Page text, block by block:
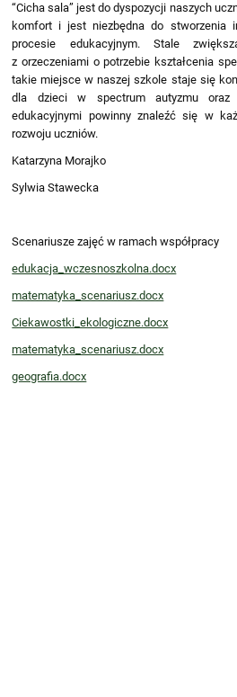
“Cicha sala” jest do dyspozycji naszych
komfort i jest niezbędna do stworzenia
procesie edukacyjnym. Stale
z orzeczeniami o potrzebie kształcenia
takie miejsce w naszej szkole staje się
dla dzieci w spectrum autyzmu oraz
edukacyjnymi powinny znaleźć się w
rozwoju uczniów.
Katarzyna Morajko
Sylwia Stawecka
Scenariusze zajęć w ramach współpracy
edukacja_wczesnoszkolna.docx
matematyka_scenariusz.docx
Ciekawostki_ekologiczne.docx
matematyka_scenariusz.docx
geografia.docx